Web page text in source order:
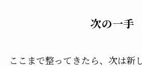
次の一手
ここまで整ってきたら、次は新